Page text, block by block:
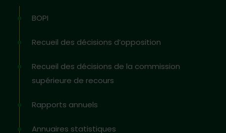
BOPI
Recueil des décisions d’opposition
Recueil des décisions de la commission
supérieure de recours
Rapports annuels
Annuaires statistiques